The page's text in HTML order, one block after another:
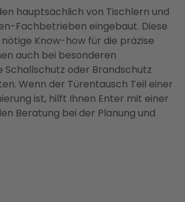
hauptsächlich von Tischlern und
Fachbetrieben eingebaut. Diese
Know-how für die präzise
auch bei besonderen
Schallschutz oder Brandschutz
Wenn der Türentausch Teil einer
ist, hilft Ihnen Enter mit einer
Beratung bei der Planung und